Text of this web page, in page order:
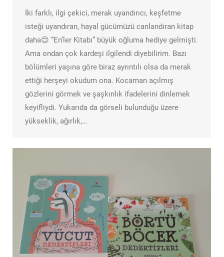
İki farklı, ilgi çekici, merak uyandırıcı, keşfetme
isteği uyandıran, hayal gücümüzü canlandıran kitap
daha😊 “En’ler Kitabı” büyük oğluma hediye gelmişti.
Ama ondan çok kardeşi ilgilendi diyebilirim. Bazı
bölümleri yaşına göre biraz ayrıntılı olsa da merak
ettiği herşeyi okudum ona. Kocaman açılmış
gözlerini görmek ve şaşkınlık ifadelerini dinlemek
keyifliydi. Yukarıda da görseli bulunduğu üzere
yükseklik, ağırlık,…